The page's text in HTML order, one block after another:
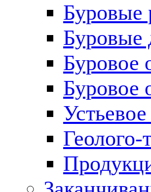
Буровые
Буровые
Буровое
Буровое
Геолого-